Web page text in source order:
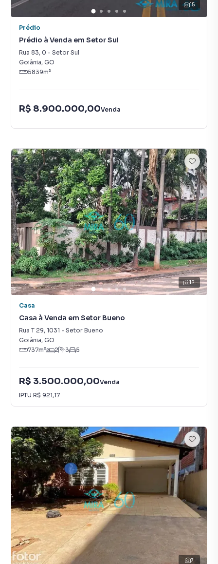
15
Prédio
Prédio à Venda em Setor Sul
Rua 83, 0 - Setor Sul
Goiânia, GO
5839m²
R$ 8.900.000,00Venda
12
Casa
Casa à Venda em Setor Bueno
Rua T 29, 1031 - Setor Bueno
Goiânia, GO
737m² 2 3 5
R$ 3.500.000,00Venda
IPTU R$ 921,17
7